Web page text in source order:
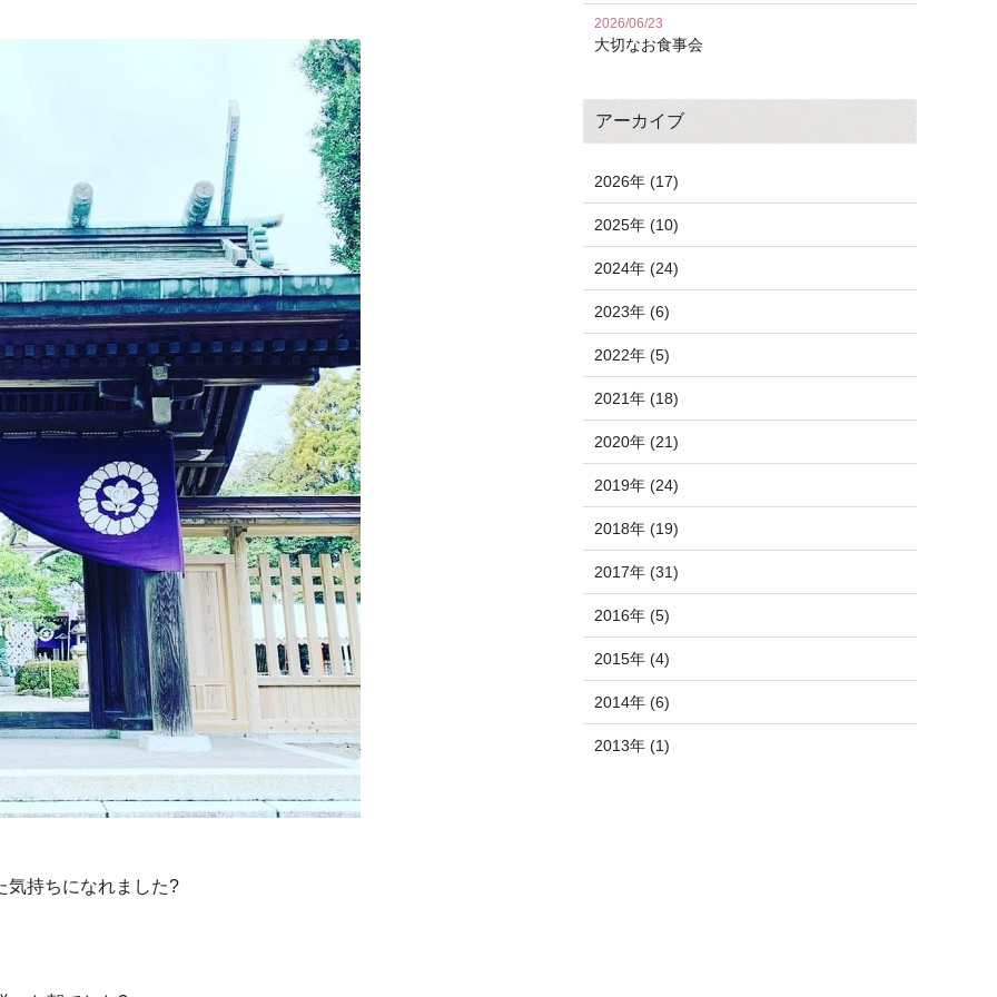
気持ちになれました?
2026/06/23
大切なお食事会
アーカイブ
2026年 (17)
2025年 (10)
2024年 (24)
2023年 (6)
2022年 (5)
2021年 (18)
2020年 (21)
2019年 (24)
2018年 (19)
2017年 (31)
2016年 (5)
2015年 (4)
2014年 (6)
2013年 (1)